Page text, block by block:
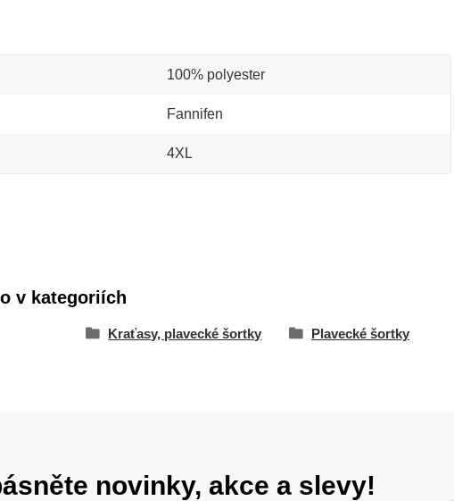
100% polyester
Fannifen
4XL
v kategoriích
Kraťasy, plavecké šortky Plavecké šortky
novinky, akce a slevy!